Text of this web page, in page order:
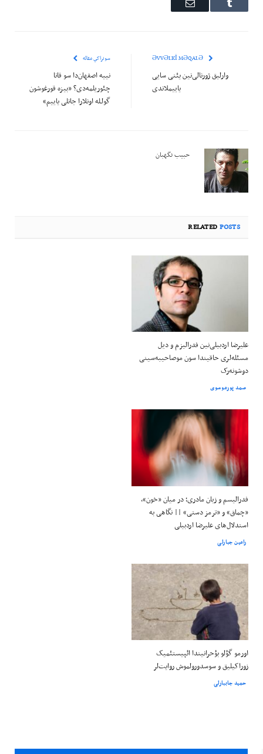
Tumblr
Email
وارلیق ژورنالی‌نین یئنی سایی
یاییملاندی
سونراکي مقاله
نییه اصفهان‌دا سو قانا
چئوریلمه‌دی؟ «بیزه قورغوشون
گولـله اونلارا جانلی یاییم»
حبیب نگهبان
RELATED POSTS
علیرضا اردبیلی‌نین فدرالیزم و دیل
مسئله‌لری حاقیندا سون موصاحیبه‌سینی
دوشونه‌رک
صمد پورموسوی
فدرالیسم و زبان مادری؛ در میان «خون»،
«چماق» و «ترمز دستی» || نگاهی به
استدلال‌های علیرضا اردبیلی
رامین جبارلی
اورمو گؤلو بؤحرانیندا ائپیستئمیک
زوراکیلیق و سوسدورولموش روایت‌لر
حمید جاببارلی